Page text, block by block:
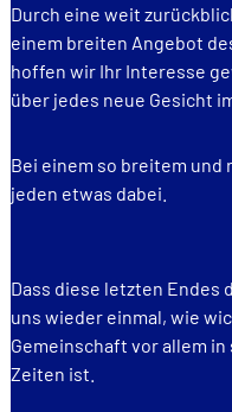
Durch eine weit
einem breiten Angebot
hoffen wir Ihr Interesse
über jedes neue Gesicht
Bei einem so breitem
jeden etwas dabei.
Dass diese letzten Endes
uns wieder einmal, wie
Gemeinschaft vor allem
Zeiten ist.